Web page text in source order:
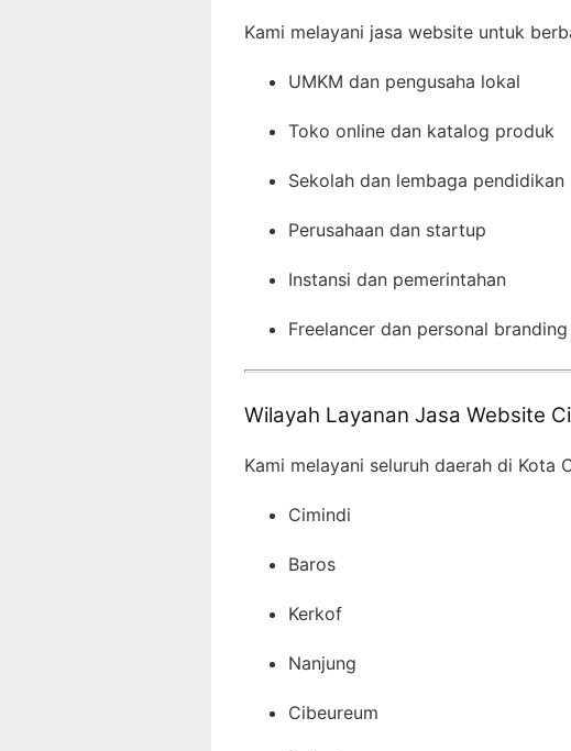
Kami melayani jasa website untuk
UMKM dan pengusaha lokal
Toko online dan katalog produk
Sekolah dan lembaga pendidikan
Perusahaan dan startup
Instansi dan pemerintahan
Freelancer dan personal branding
Wilayah Layanan Jasa Website
Kami melayani seluruh daerah di Kota
Cimindi
Baros
Kerkof
Nanjung
Cibeureum